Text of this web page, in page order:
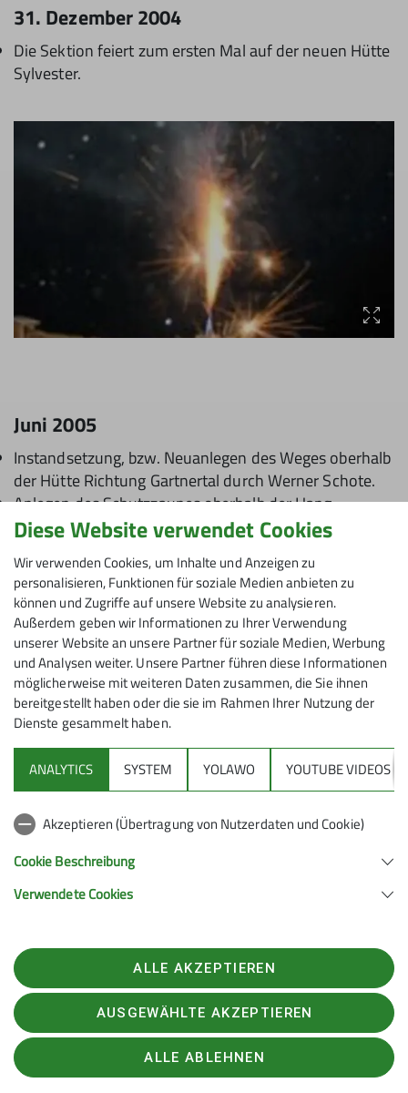
31. Dezember 2004
Die Sektion feiert zum ersten Mal auf der neuen Hütte
Sylvester.
Juni 2005
Instandsetzung, bzw. Neuanlegen des Weges oberhalb
der Hütte Richtung Gartnertal durch Werner Schote.
Anlegen des Schutzzaunes oberhalb der Hang-
Stützmauer.
Streichen der Wände in der Heizung
Montage von Ablageregalen und -konsolen für
Rucksäcke, bzw. Kleinkram und Sitzbänke in den
Lagern und in den Zimmern.
Das alte Dach wird von Alois Graf und Walter Müller
auf Kleinholzgröße zerkleinert und von Mitgliedern der
Jungmannschaft zur weiteren Entsorgung
"umgelagert".
Anlegen der Stützmauer aus Natursteinen unterhalb
der Terrasse
Verlegen der Terrassenplatten und Anlegen eines
Schutzzaunes.
Diese Website verwendet Cookies
Wir verwenden Cookies, um Inhalte und Anzeigen zu
personalisieren, Funktionen für soziale Medien anbieten zu
können und Zugriffe auf unsere Website zu analysieren.
Außerdem geben wir Informationen zu Ihrer Verwendung
unserer Website an unsere Partner für soziale Medien, Werbung
und Analysen weiter. Unsere Partner führen diese Informationen
möglicherweise mit weiteren Daten zusammen, die Sie ihnen
bereitgestellt haben oder die sie im Rahmen Ihrer Nutzung der
Dienste gesammelt haben.
ANALYTICS SYSTEM YOLAWO YOUTUBE VIDEOS
Akzeptieren (Übertragung von Nutzerdaten und Cookie)
Cookie Beschreibung
Verwendete Cookies
ALLE AKZEPTIEREN
AUSGEWÄHLTE AKZEPTIEREN
ALLE ABLEHNEN